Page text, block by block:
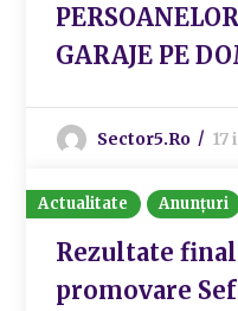
GARAJE PE
Sector5.ro 17
Actualitate Anunțuri
Rezultate
promovare